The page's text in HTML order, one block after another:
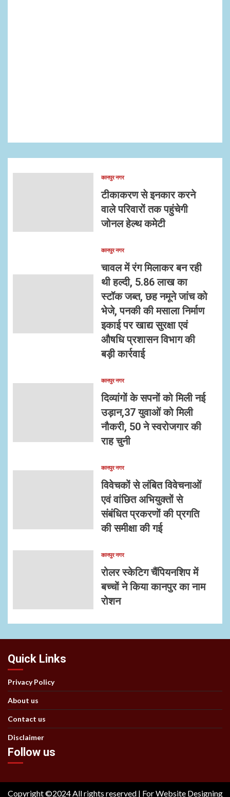
कानपुर नगर
टीकाकरण से इनकार करने
वाले परिवारों तक पहुंचेगी
जोनल हेल्थ कमेटी
कानपुर नगर
चावल में रंग मिलाकर बन रही
थी हल्दी, 5.86 लाख का
स्टॉक जब्त, छह नमूने जांच को
भेजे, पनकी की मसाला निर्माण
इकाई पर खाद्य सुरक्षा एवं
औषधि प्रशासन विभाग की
बड़ी कार्रवाई
कानपुर नगर
दिव्यांगों के सपनों को मिली नई
उड़ान,37 युवाओं को मिली
नौकरी, 50 ने स्वरोजगार की
राह चुनी
कानपुर नगर
विवेचकों से लंबित विवेचनाओं
एवं वांछित अभियुक्तों से
संबंधित प्रकरणों की प्रगति
की समीक्षा की गई
कानपुर नगर
रोलर स्केटिग चैंपियनशिप में
बच्चों ने किया कानपुर का नाम
रोशन
Quick Links
Privacy Policy
About us
Contact us
Disclaimer
Follow us
Copyright ©2024 All rights reserved | For Website Designing